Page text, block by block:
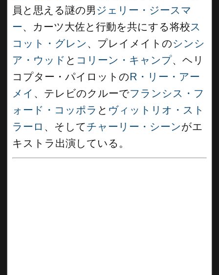
員と思える謎の男 ジェリー・ジースマ
ー、カーツ大佐と行動を共にする将校ス
コット・グレン 、プレイメイトのシンシ
ア・ウッド と コリーン・キャンプ、ヘリ
コプター・パイロットのR・リー・アー
メイ 、テレビのクルーでフランシス・フ
ォード・コッポラ と ヴィットリオ・スト
ラーロ 、そしてチャーリー・シーンがエ
キストラ出演している。